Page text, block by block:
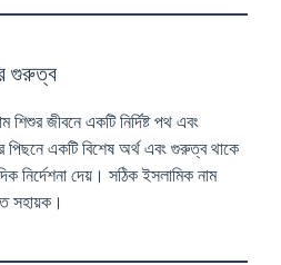
গুরুত্ব
শিশুর জীবনে একটি নির্দিষ্ট পথ এবং
পিছনে একটি বিশেষ অর্থ এবং গুরুত্ব থাকে
নির্দেশনা দেয়। সঠিক ইসলামিক নাম
সহায়ক।